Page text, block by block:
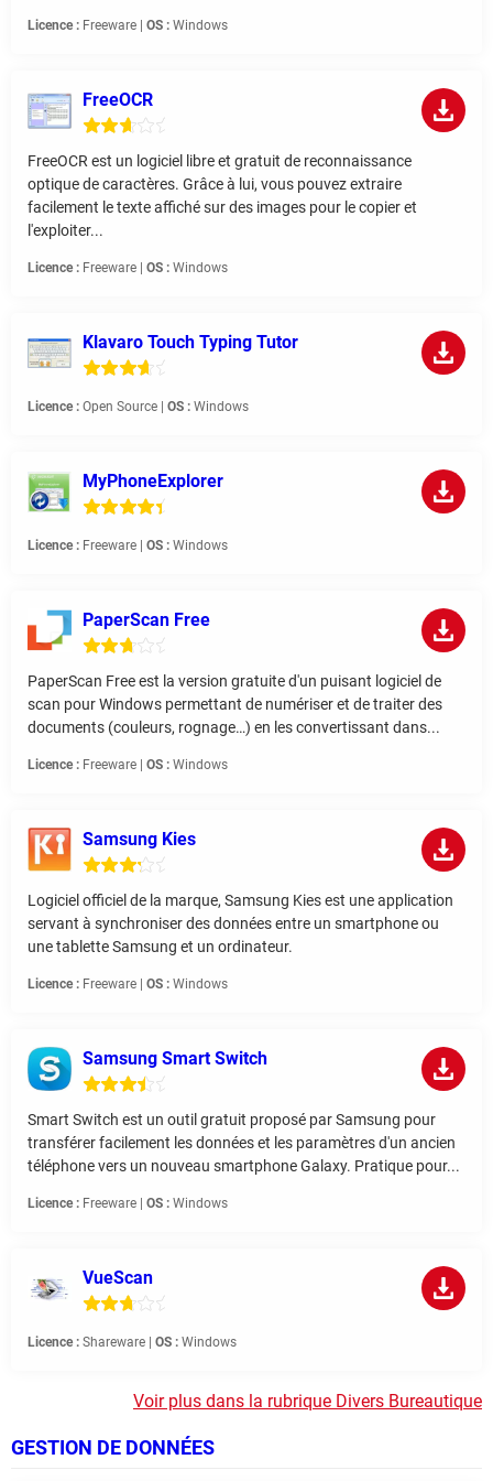
Licence : Freeware | OS : Windows
FreeOCR
FreeOCR est un logiciel libre et gratuit de reconnaissance
optique de caractères. Grâce à lui, vous pouvez extraire
facilement le texte affiché sur des images pour le copier et
l'exploiter...
Licence : Freeware | OS : Windows
Klavaro Touch Typing Tutor
Licence : Open Source | OS : Windows
MyPhoneExplorer
Licence : Freeware | OS : Windows
PaperScan Free
PaperScan Free est la version gratuite d'un puisant logiciel de
scan pour Windows permettant de numériser et de traiter des
documents (couleurs, rognage…) en les convertissant dans...
Licence : Freeware | OS : Windows
Samsung Kies
Logiciel officiel de la marque, Samsung Kies est une application
servant à synchroniser des données entre un smartphone ou
une tablette Samsung et un ordinateur.
Licence : Freeware | OS : Windows
Samsung Smart Switch
Smart Switch est un outil gratuit proposé par Samsung pour
transférer facilement les données et les paramètres d'un ancien
téléphone vers un nouveau smartphone Galaxy. Pratique pour...
Licence : Freeware | OS : Windows
VueScan
Licence : Shareware | OS : Windows
Voir plus dans la rubrique Divers Bureautique
GESTION DE DONNÉES